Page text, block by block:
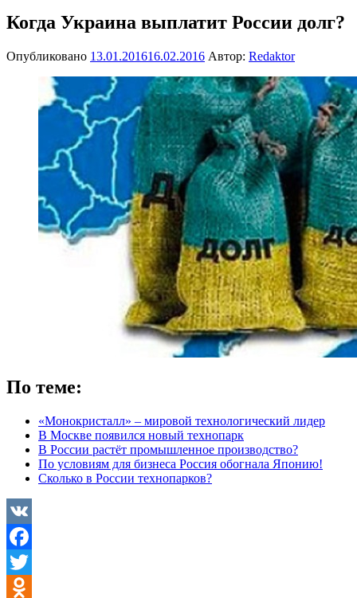
Когда Украина выплатит России долг?
Опубликовано 13.01.201616.02.2016 Автор: Redaktor
По теме:
«Монокристалл» – мировой технологический лидер
В Москве появился новый технопарк
В России растёт промышленное производство?
По условиям для бизнеса Россия обогнала Японию!
Сколько в России технопарков?
VK
Facebook
Twitter